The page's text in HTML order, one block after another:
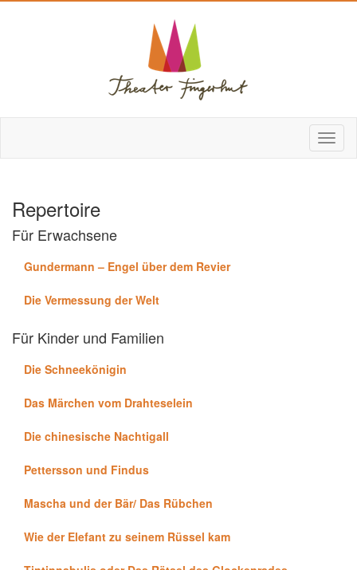
Repertoire
Für Erwachsene
Gundermann – Engel über dem Revier
Die Vermessung der Welt
Für Kinder und Familien
Die Schneekönigin
Das Märchen vom Drahteselein
Die chinesische Nachtigall
Pettersson und Findus
Mascha und der Bär/ Das Rübchen
Wie der Elefant zu seinem Rüssel kam